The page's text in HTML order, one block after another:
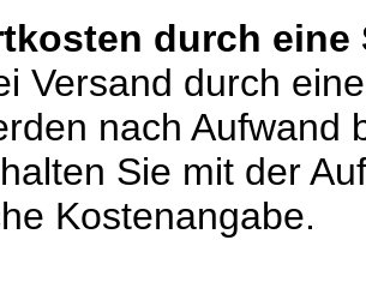
durch eine
Versand durch
nach Aufwand
Sie mit der
Kostenangabe.